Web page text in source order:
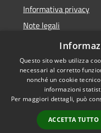
Informativa privacy
Note legali
Dichiarazione di
Accessibilità
Questo sito web utilizza
necessari al corretto
nonché un cookie
informazioni
Per maggiori dettagli, può
ACCETTA TUTTO